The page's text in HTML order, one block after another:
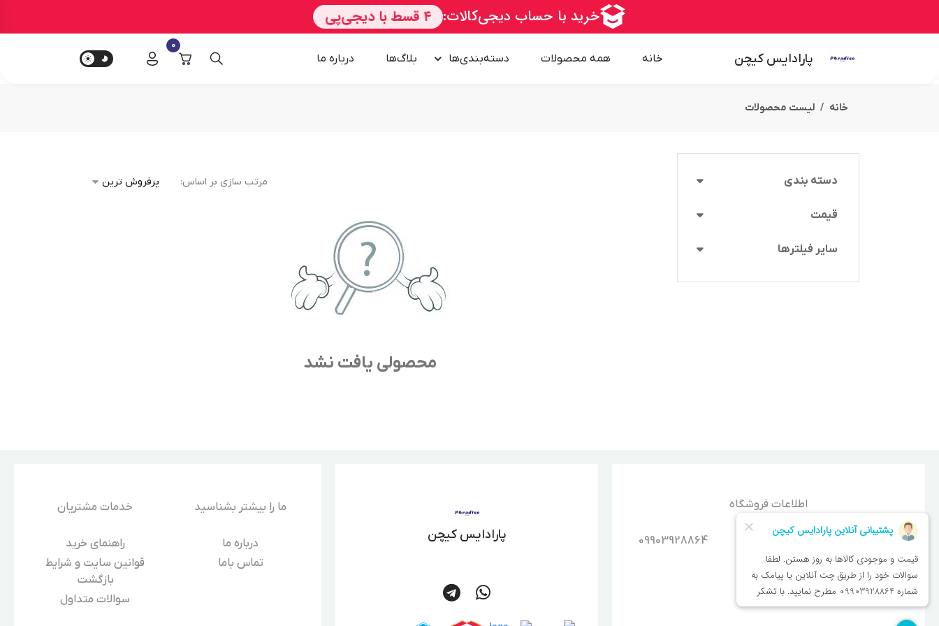
پارادایس کیچن خانه همه محصولات دسته‌بندی‌ها بلاگ‌ها درباره‌ ما
0
خانه لیست محصولات
دسته بندی
قیمت
سایر فیلترها
مرتب سازی بر اساس:
محصولی یافت نشد
اطلاعات فروشگاه
شماره تماس 09903928864
اصفهان - سپاهان شهر
پارادایس کیچن
ما را بیشتر بشناسید
درباره‌ ما
تماس باما
خدمات مشتریان
راهنمای خرید
قوانین سایت و شرایط
بازگشت
سوالات متداول